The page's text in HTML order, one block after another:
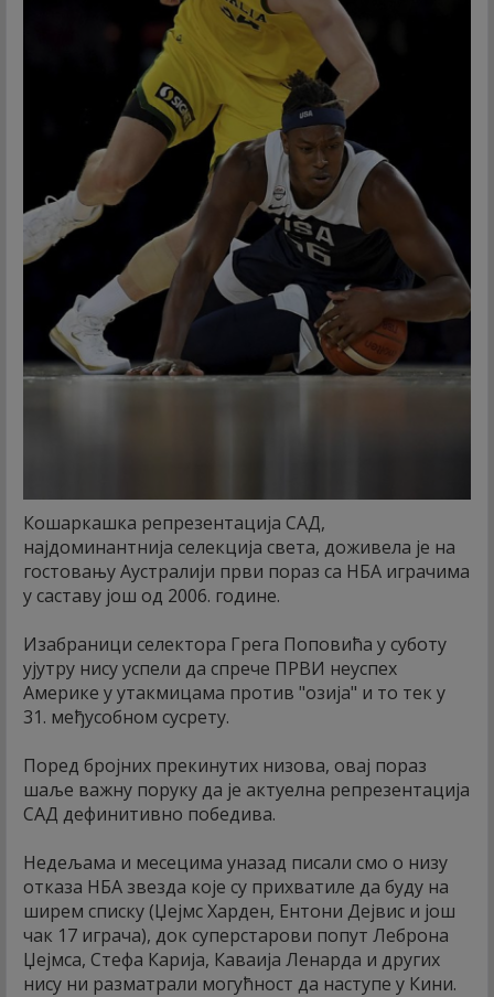
Кошаркашка репрезентација САД,
најдоминантнија селекција света, доживела је на
гостовању Аустралији први пораз са НБА играчима
у саставу још од 2006. године.
Изабраници селектора Грега Поповића у суботу
ујутру нису успели да спрече ПРВИ неуспех
Америке у утакмицама против "озија" и то тек у
31. међусобном сусрету.
Поред бројних прекинутих низова, овај пораз
шаље важну поруку да је актуелна репрезентација
САД дефинитивно победива.
Недељама и месецима уназад писали смо о низу
отказа НБА звезда које су прихватиле да буду на
ширем списку (Џејмс Харден, Ентони Дејвис и још
чак 17 играча), док суперстарови попут Леброна
Џејмса, Стефа Карија, Каваија Ленарда и других
нису ни разматрали могућност да наступе у Кини.